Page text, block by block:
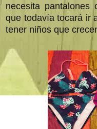
necesita pantalones
que todavía tocará ir
tener niños que